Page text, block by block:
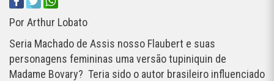
Por Arthur Lobato
Seria Machado de Assis nosso Flaubert e suas
personagens femininas uma versão tupiniquin de
Madame Bovary? Teria sido o autor brasileiro influenciado